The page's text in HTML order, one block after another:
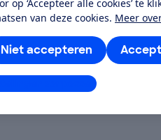
op ‘Accepteer alle cookies’ te
van deze cookies. Meer
Niet accepteren
aanpassen
kijken of de e-bike op